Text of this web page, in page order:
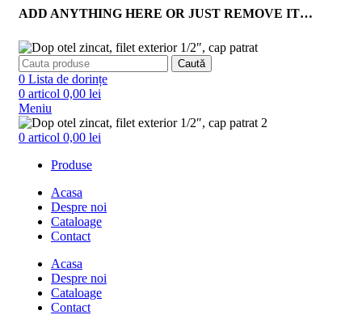
ADD ANYTHING HERE OR JUST REMOVE IT…
Caută
0 Lista de dorințe
0 articol 0,00 lei
Meniu
0 articol 0,00 lei
Produse
Acasa
Despre noi
Cataloage
Contact
Acasa
Despre noi
Cataloage
Contact